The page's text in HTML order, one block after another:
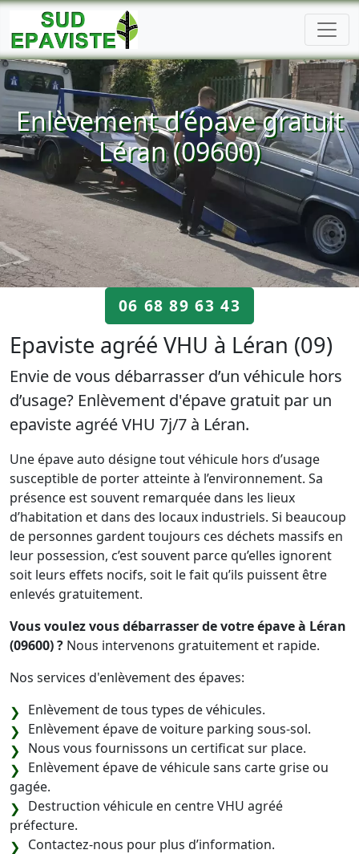
Enlèvement d’épave gratuit
Léran (09600)
06 68 89 63 43
Epaviste agréé VHU à Léran (09)
Envie de vous débarrasser d’un véhicule hors
d’usage? Enlèvement d'épave gratuit par un
epaviste agréé VHU 7j/7 à Léran.
Une épave auto désigne tout véhicule hors d’usage
susceptible de porter atteinte à l’environnement. Sa
présence est souvent remarquée dans les lieux
d’habitation et dans des locaux industriels. Si beaucoup
de personnes gardent toujours ces déchets massifs en
leur possession, c’est souvent parce qu’elles ignorent
soit leurs effets nocifs, soit le fait qu’ils puissent être
enlevés gratuitement.
Vous voulez vous débarrasser de votre épave à Léran
(09600) ? Nous intervenons gratuitement et rapide.
Nos services d'enlèvement des épaves:
Enlèvement de tous types de véhicules.
Enlèvement épave de voiture parking sous-sol.
Nous vous fournissons un certificat sur place.
Enlèvement épave de véhicule sans carte grise ou
gagée.
Destruction véhicule en centre VHU agréé
préfecture.
Contactez-nous pour plus d’information.